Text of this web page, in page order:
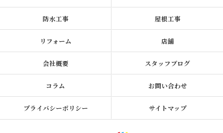
防水工事 屋根工事
リフォーム 店舗
会社概要 スタッフブログ
コラム お問い合わせ
プライバシーポリシー サイトマップ